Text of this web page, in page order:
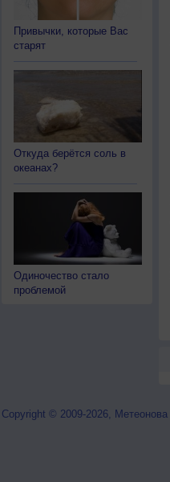
Привычки, которые Вас
старят
Откуда берётся соль в
океанах?
Одиночество стало
проблемой
Copyright © 2009-2026, Метеонова